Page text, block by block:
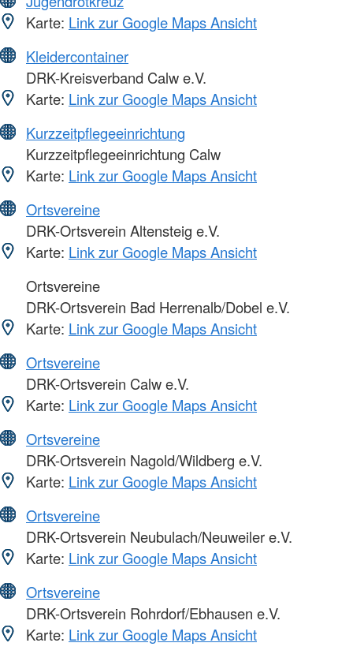
Karte: Link zur Google Maps Ansicht
Kleidercontainer
DRK-Kreisverband Calw e.V.
Karte: Link zur Google Maps Ansicht
Kurzzeitpflegeeinrichtung
Kurzzeitpflegeeinrichtung Calw
Karte: Link zur Google Maps Ansicht
Ortsvereine
DRK-Ortsverein Altensteig e.V.
Karte: Link zur Google Maps Ansicht
Ortsvereine
DRK-Ortsverein Bad Herrenalb/Dobel e.V.
Karte: Link zur Google Maps Ansicht
Ortsvereine
DRK-Ortsverein Calw e.V.
Karte: Link zur Google Maps Ansicht
Ortsvereine
DRK-Ortsverein Nagold/Wildberg e.V.
Karte: Link zur Google Maps Ansicht
Ortsvereine
DRK-Ortsverein Neubulach/Neuweiler e.V.
Karte: Link zur Google Maps Ansicht
Ortsvereine
DRK-Ortsverein Rohrdorf/Ebhausen e.V.
Karte: Link zur Google Maps Ansicht